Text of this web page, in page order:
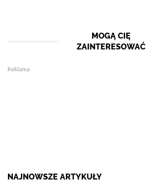
MOGĄ CIĘ
ZAINTERESOWAĆ
Reklama
NAJNOWSZE ARTYKUŁY